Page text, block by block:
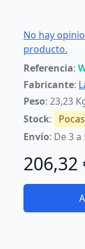
No hay
producto.
Referencia:
Fabricante:
Peso: 23,23
Stock:
Envío: De 3
206,32